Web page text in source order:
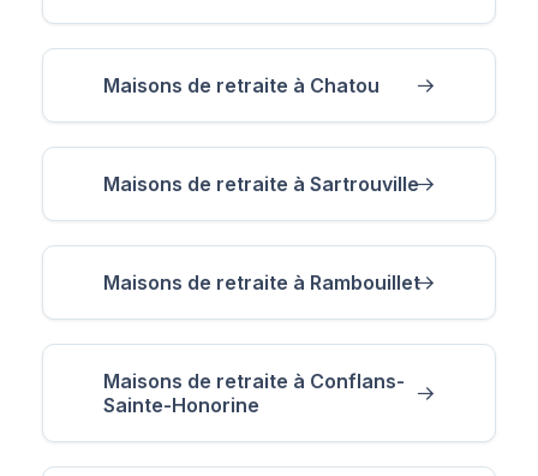
Maisons de retraite à Chatou
Maisons de retraite à Sartrouville
Maisons de retraite à Rambouillet
Maisons de retraite à Conflans-
Sainte-Honorine